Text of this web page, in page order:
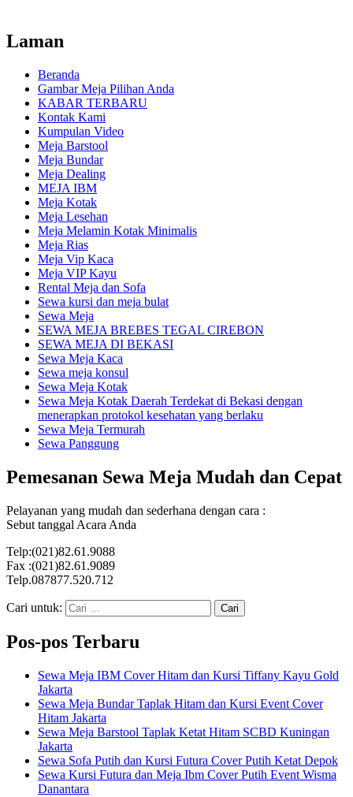
Laman
Beranda
Gambar Meja Pilihan Anda
KABAR TERBARU
Kontak Kami
Kumpulan Video
Meja Barstool
Meja Bundar
Meja Dealing
MEJA IBM
Meja Kotak
Meja Lesehan
Meja Melamin Kotak Minimalis
Meja Rias
Meja Vip Kaca
Meja VIP Kayu
Rental Meja dan Sofa
Sewa kursi dan meja bulat
Sewa Meja
SEWA MEJA BREBES TEGAL CIREBON
SEWA MEJA DI BEKASI
Sewa Meja Kaca
Sewa meja konsul
Sewa Meja Kotak
Sewa Meja Kotak Daerah Terdekat di Bekasi dengan
menerapkan protokol kesehatan yang berlaku
Sewa Meja Termurah
Sewa Panggung
Pemesanan Sewa Meja Mudah dan Cepat
Pelayanan yang mudah dan sederhana dengan cara :
Sebut tanggal Acara Anda
Telp:(021)82.61.9088
Fax :(021)82.61.9089
Telp.087877.520.712
Cari untuk:
Pos-pos Terbaru
Sewa Meja IBM Cover Hitam dan Kursi Tiffany Kayu Gold
Jakarta
Sewa Meja Bundar Taplak Hitam dan Kursi Event Cover
Hitam Jakarta
Sewa Meja Barstool Taplak Ketat Hitam SCBD Kuningan
Jakarta
Sewa Sofa Putih dan Kursi Futura Cover Putih Ketat Depok
Sewa Kursi Futura dan Meja Ibm Cover Putih Event Wisma
Danantara